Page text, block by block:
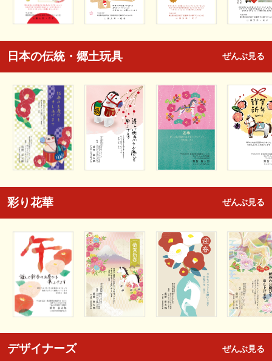
日本の伝統・郷土玩具 ぜんぶ見る
彩り花華 ぜんぶ見る
デザイナーズ ぜんぶ見る